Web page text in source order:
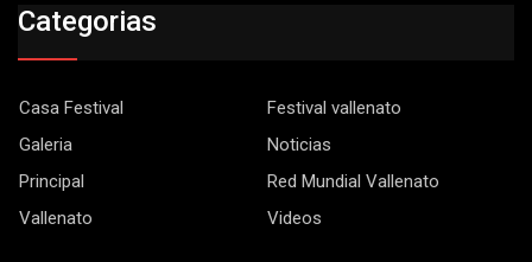
Categorias
Casa Festival
Festival vallenato
Galeria
Noticias
Principal
Red Mundial Vallenato
Vallenato
Videos